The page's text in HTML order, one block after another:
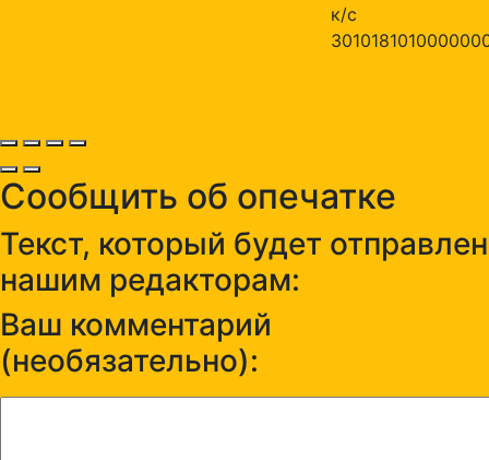
к/с
Сообщить об опечатке
Текст, который будет отправлен
нашим редакторам:
Ваш комментарий
(необязательно):